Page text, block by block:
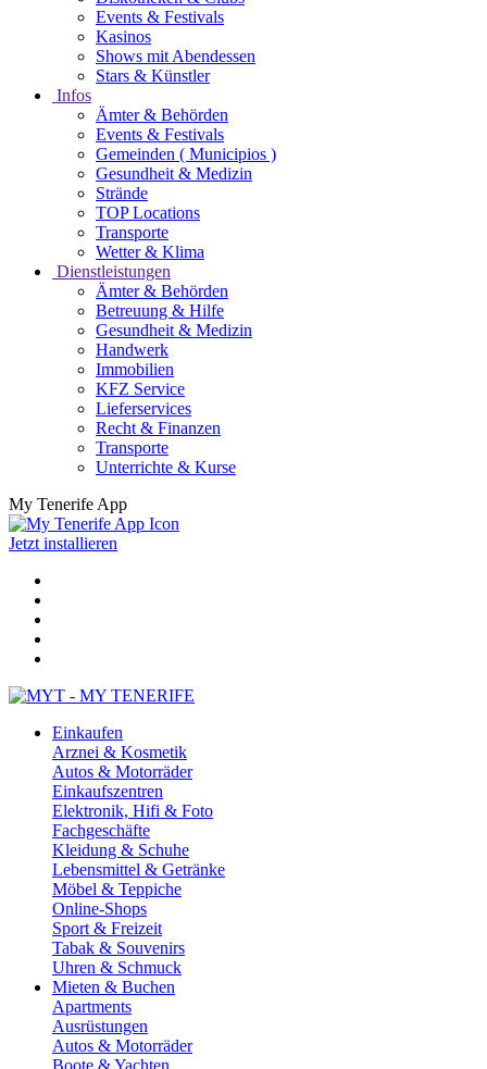
Events & Festivals
Kasinos
Shows mit Abendessen
Stars & Künstler
Infos
Ämter & Behörden
Events & Festivals
Gemeinden ( Municipios )
Gesundheit & Medizin
Strände
TOP Locations
Transporte
Wetter & Klima
Dienstleistungen
Ämter & Behörden
Betreuung & Hilfe
Gesundheit & Medizin
Handwerk
Immobilien
KFZ Service
Lieferservices
Recht & Finanzen
Transporte
Unterrichte & Kurse
My Tenerife App
Jetzt installieren
Einkaufen
Arznei & Kosmetik
Autos & Motorräder
Einkaufszentren
Elektronik, Hifi & Foto
Fachgeschäfte
Kleidung & Schuhe
Lebensmittel & Getränke
Möbel & Teppiche
Online-Shops
Sport & Freizeit
Tabak & Souvenirs
Uhren & Schmuck
Mieten & Buchen
Apartments
Ausrüstungen
Autos & Motorräder
Boote & Yachten